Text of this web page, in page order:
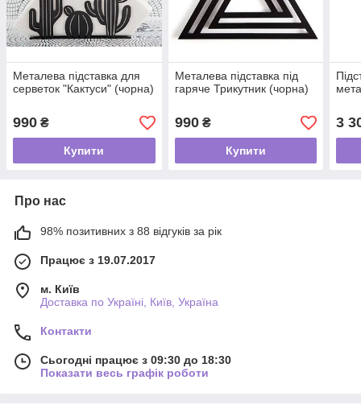
Металева підставка для
серветок "Кактуси" (чорна)
990 ₴
Купити
Металева підставка під
гаряче Трикутник (чорна)
990₴
Купити
3
Про нас
98% позитивних з 88 відгуків за рік
Працює з 19.07.2017
м. Київ
Доставка по Україні, Київ, Україна
Контакти
Сьогодні працює з 09:30 до 18:30
Показати весь графік роботи